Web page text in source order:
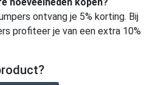
ontvang je 5% korting. Bij
profiteer je van een extra 10%